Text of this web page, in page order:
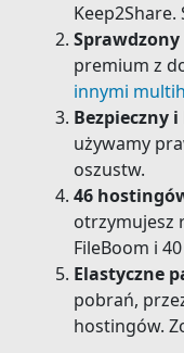
Keep2Share.
premium z
innymi
Bezpieczny
używamy
oszustw.
46
otrzymujesz
FileBoom i
Elastyczne
pobrań,
hostingów.